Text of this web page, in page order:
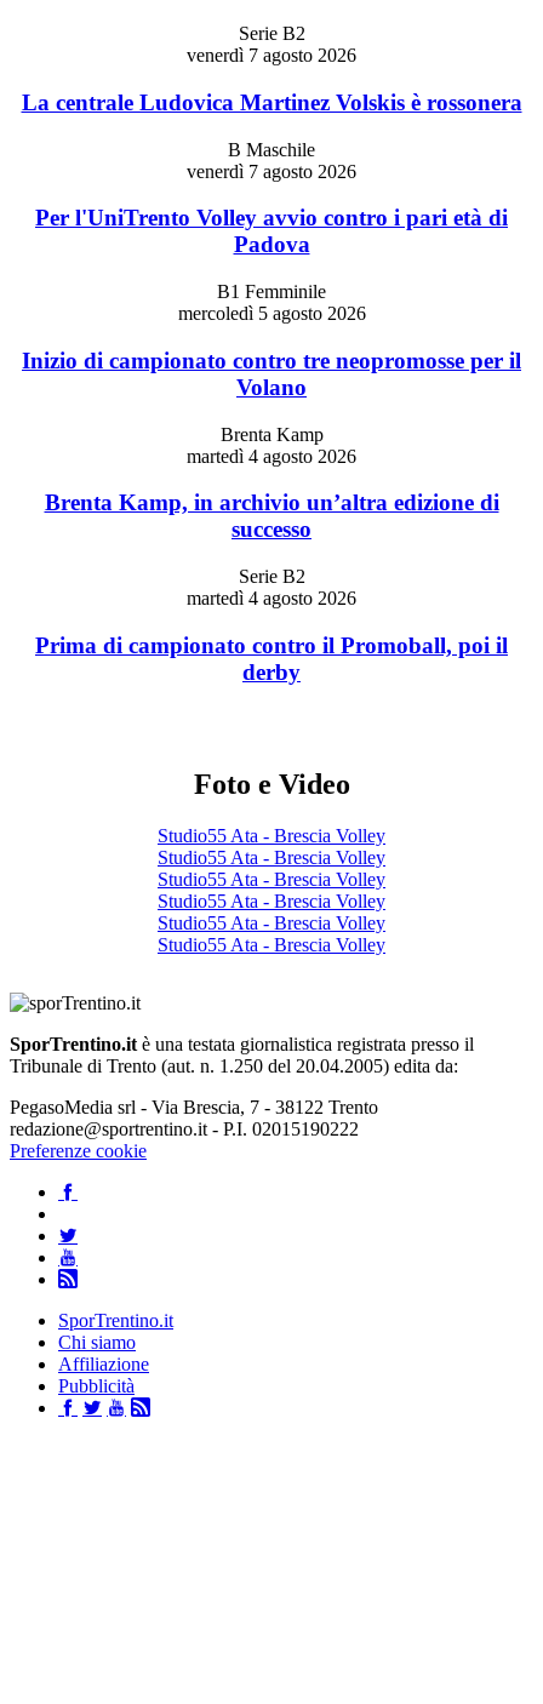
Serie B2
venerdì 7 agosto 2026
La centrale Ludovica Martinez Volskis è rossonera
B Maschile
venerdì 7 agosto 2026
Per l'UniTrento Volley avvio contro i pari età di
Padova
B1 Femminile
mercoledì 5 agosto 2026
Inizio di campionato contro tre neopromosse per il
Volano
Brenta Kamp
martedì 4 agosto 2026
Brenta Kamp, in archivio un’altra edizione di
successo
Serie B2
martedì 4 agosto 2026
Prima di campionato contro il Promoball, poi il
derby
Foto e Video
Studio55 Ata - Brescia Volley
Studio55 Ata - Brescia Volley
Studio55 Ata - Brescia Volley
Studio55 Ata - Brescia Volley
Studio55 Ata - Brescia Volley
Studio55 Ata - Brescia Volley
SporTrentino.it è una testata giornalistica registrata presso il
Tribunale di Trento (aut. n. 1.250 del 20.04.2005) edita da:
PegasoMedia srl - Via Brescia, 7 - 38122 Trento
redazione@sportrentino.it - P.I. 02015190222
Preferenze cookie
SporTrentino.it
Chi siamo
Affiliazione
Pubblicità